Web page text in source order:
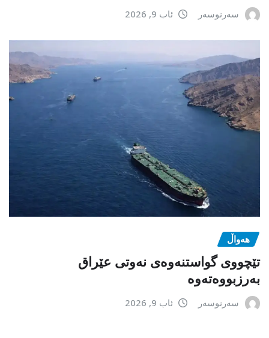
سەرنوسەر ئاب 9, 2026
هەواڵ
تێچووی گواستنەوەی نەوتی عێراق
بەرزبووەتەوە
سەرنوسەر ئاب 9, 2026